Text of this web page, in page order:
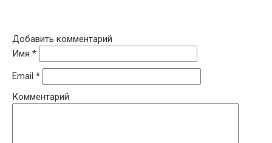
Добавить комментарий
Имя *
Email *
Комментарий